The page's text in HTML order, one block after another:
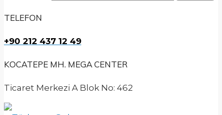
TELEFON
+90 212 437 12 49
KOCATEPE MH. MEGA CENTER
Ticaret Merkezi A Blok No: 462